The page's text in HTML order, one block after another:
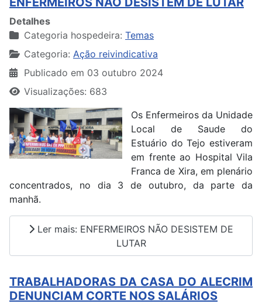
Detalhes
Categoria hospedeira: Temas
Categoria: Ação reivindicativa
Publicado em 03 outubro 2024
Visualizações: 683
Os Enfermeiros da Unidade
Local de Saude do
Estuário do Tejo estiveram
em frente ao Hospital Vila
Franca de Xira, em plenário
concentrados, no dia 3 de outubro, da parte da
manhã.
Ler mais: ENFERMEIROS NÃO DESISTEM DE
LUTAR
TRABALHADORAS DA CASA DO ALECRIM
DENUNCIAM CORTE NOS SALÁRIOS